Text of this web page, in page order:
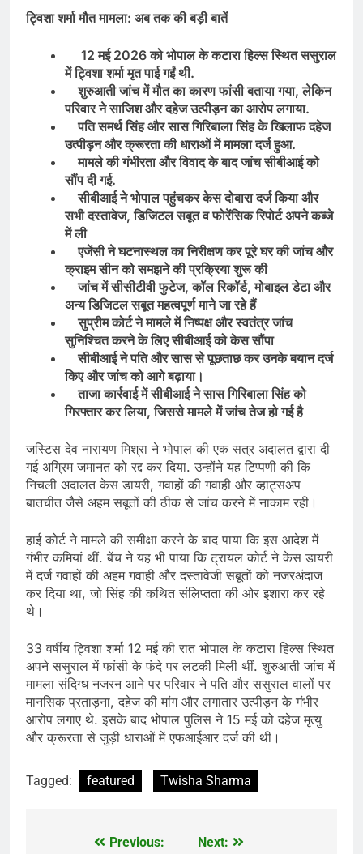
ट्विशा शर्मा मौत मामला: अब तक की बड़ी बातें
12 मई 2026 को भोपाल के कटारा हिल्स स्थित ससुराल
में ट्विशा शर्मा मृत पाई गईं थी.
शुरुआती जांच में मौत का कारण फांसी बताया गया, लेकिन
परिवार ने साजिश और दहेज उत्पीड़न का आरोप लगाया.
पति समर्थ सिंह और सास गिरिबाला सिंह के खिलाफ दहेज
उत्पीड़न और क्रूरता की धाराओं में मामला दर्ज हुआ.
मामले की गंभीरता और विवाद के बाद जांच सीबीआई को
सौंप दी गई.
सीबीआई ने भोपाल पहुंचकर केस दोबारा दर्ज किया और
सभी दस्तावेज, डिजिटल सबूत व फोरेंसिक रिपोर्ट अपने कब्जे
में ली
एजेंसी ने घटनास्थल का निरीक्षण कर पूरे घर की जांच और
क्राइम सीन को समझने की प्रक्रिया शुरू की
जांच में सीसीटीवी फुटेज, कॉल रिकॉर्ड, मोबाइल डेटा और
अन्य डिजिटल सबूत महत्वपूर्ण माने जा रहे हैं
सुप्रीम कोर्ट ने मामले में निष्पक्ष और स्वतंत्र जांच
सुनिश्चित करने के लिए सीबीआई को केस सौंपा
सीबीआई ने पति और सास से पूछताछ कर उनके बयान दर्ज
किए और जांच को आगे बढ़ाया।
ताजा कार्रवाई में सीबीआई ने सास गिरिबाला सिंह को
गिरफ्तार कर लिया, जिससे मामले में जांच तेज हो गई है
जस्टिस देव नारायण मिश्रा ने भोपाल की एक सत्र अदालत द्वारा दी
गई अग्रिम जमानत को रद्द कर दिया. उन्होंने यह टिप्पणी की कि
निचली अदालत केस डायरी, गवाहों की गवाही और व्हाट्सअप
बातचीत जैसे अहम सबूतों की ठीक से जांच करने में नाकाम रही।
हाई कोर्ट ने मामले की समीक्षा करने के बाद पाया कि इस आदेश में
गंभीर कमियां थीं. बेंच ने यह भी पाया कि ट्रायल कोर्ट ने केस डायरी
में दर्ज गवाहों की अहम गवाही और दस्तावेजी सबूतों को नजरअंदाज
कर दिया था, जो सिंह की कथित संलिप्तता की ओर इशारा कर रहे
थे।
33 वर्षीय ट्विशा शर्मा 12 मई की रात भोपाल के कटारा हिल्स स्थित
अपने ससुराल में फांसी के फंदे पर लटकी मिली थीं. शुरुआती जांच में
मामला संदिग्ध नजरन आने पर परिवार ने पति और ससुराल वालों पर
मानसिक प्रताड़ना, दहेज की मांग और लगातार उत्पीड़न के गंभीर
आरोप लगाए थे. इसके बाद भोपाल पुलिस ने 15 मई को दहेज मृत्यु
और क्रूरता से जुड़ी धाराओं में एफआईआर दर्ज की थी।
Tagged: featured Twisha Sharma
Previous:
Next: